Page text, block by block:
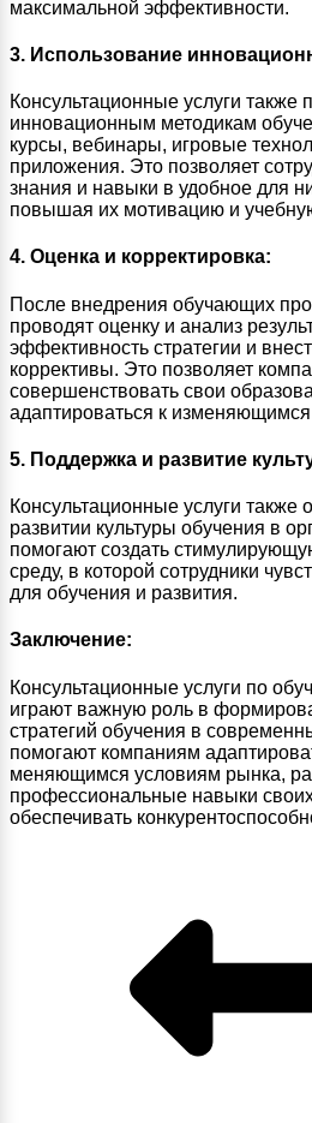
максимальной эффективности.
3. Использование
Консультационные услуги также
инновационным методикам
курсы, вебинары, игровые
приложения. Это позволяет
знания и навыки в удобное для
повышая их мотивацию и
4. Оценка и корректировка:
После внедрения обучающих
проводят оценку и анализ
эффективность стратегии и
коррективы. Это позволяет
совершенствовать свои
адаптироваться к
5. Поддержка и развитие
Консультационные услуги также
развитии культуры обучения в
помогают создать
среду, в которой сотрудники
для обучения и развития.
Заключение:
Консультационные услуги по
играют важную роль в
стратегий обучения в
помогают компаниям
меняющимся условиям рынка,
профессиональные навыки
обеспечивать